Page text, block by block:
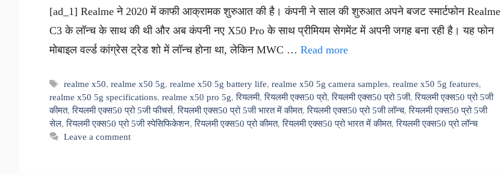
[ad_1] Realme ने 2020 में काफी आक्रामक शुरुआत की है। कंपनी ने साल की शुरुआत अपने बजट स्मार्टफोन Realme
C3 के लॉन्च के साथ की थी और अब कंपनी नए X50 Pro के साथ प्रीमियम सेगमेंट में अपनी जगह बना रही है। यह फोन
मोबाइल वर्ल्ड कांग्रेस ट्रेड शो में लॉन्च होना था, लेकिन MWC … Read more
Tags
realme x50,realme x50 5g,realme x50 5g battery life,realme x50 5g camera samples,realme x50 5g features,
realme x50 5g specifications, realme x50 pro 5g,रियलमी,रियलमी एक्स50 प्रो,रियलमी एक्स50 प्रो 5जी,रियलमी एक्स50 प्रो 5जी
कीमत,रियलमी एक्स50 प्रो 5जी फीचर्स,रियलमी एक्स50 प्रो 5जी भारत में कीमत,रियलमी एक्स50 प्रो 5जी लॉन्च,रियलमी एक्स50 प्रो 5जी
सेल,रियलमी एक्स50 प्रो 5जी स्पेसिफिकेशन,रियलमी एक्स50 प्रो कीमत,रियलमी एक्स50 प्रो भारत में कीमत,रियलमी एक्स50 प्रो लॉन्च
Leave a comment